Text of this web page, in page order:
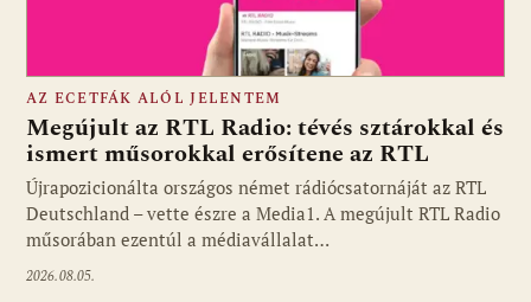
Fotó: media1.hu
AZ ECETFÁK ALÓL JELENTEM
Megújult az RTL Radio: tévés sztárokkal és
ismert műsorokkal erősítene az RTL
Újrapozicionálta országos német rádiócsatornáját az RTL
Deutschland – vette észre a Media1. A megújult RTL Radio
műsorában ezentúl a médiavállalat…
2026.08.05.